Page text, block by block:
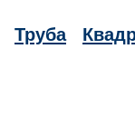
Труба